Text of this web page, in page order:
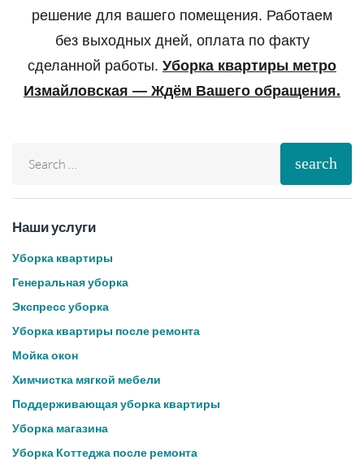
решение для вашего помещения. Работаем
без выходных дней, оплата по факту
сделанной работы. Уборка квартиры метро
Измайловская — Ждём Вашего обращения.
search
Наши услуги
Уборка квартиры
Генеральная уборка
Экспресс уборка
Уборка квартиры после ремонта
Мойка окон
Химчистка мягкой мебели
Поддерживающая уборка квартиры
Уборка магазина
Уборка Коттеджа после ремонта